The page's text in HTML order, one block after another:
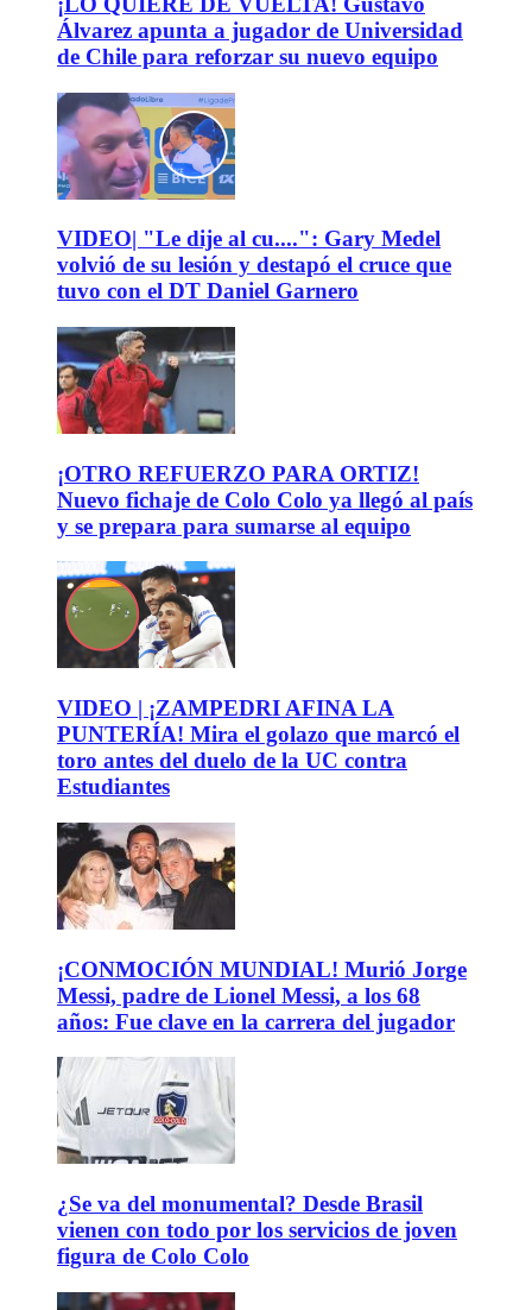
Álvarez apunta a jugador de Universidad
de Chile para reforzar su nuevo equipo
VIDEO| "Le dije al cu....": Gary Medel
volvió de su lesión y destapó el cruce que
tuvo con el DT Daniel Garnero
¡OTRO REFUERZO PARA ORTIZ!
Nuevo fichaje de Colo Colo ya llegó al país
y se prepara para sumarse al equipo
VIDEO | ¡ZAMPEDRI AFINA LA
PUNTERÍA! Mira el golazo que marcó el
toro antes del duelo de la UC contra
Estudiantes
¡CONMOCIÓN MUNDIAL! Murió Jorge
Messi, padre de Lionel Messi, a los 68
años: Fue clave en la carrera del jugador
¿Se va del monumental? Desde Brasil
vienen con todo por los servicios de joven
figura de Colo Colo